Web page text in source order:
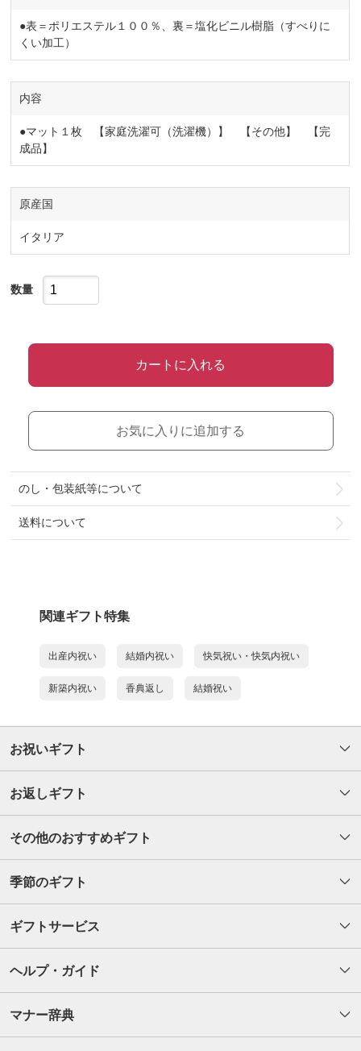
●表＝ポリエステル１００％、裏＝塩化ビニル樹脂（すべりに
くい加工）
内容
●マット１枚 【家庭洗濯可（洗濯機）】 【その他】 【完
成品】
原産国
イタリア
数量
カートに入れる
お気に入りに追加する
のし・包装紙等について
送料について
関連ギフト特集
出産内祝い 結婚内祝い 快気祝い・快気内祝い
新築内祝い 香典返し 結婚祝い
お祝いギフト
お返しギフト
その他のおすすめギフト
季節のギフト
ギフトサービス
ヘルプ・ガイド
マナー辞典